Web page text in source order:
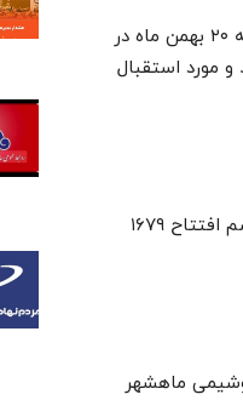
شینا انصاری معاون رییس‌جمهور و رییس سازمان حفاظت محیط زیست کشور صبح روز شنبه ۲۰ بهمن ماه در
مورد استقبال
رئیس سازمان حفاظت محیط زیست کشور در این سفر به نمایندگی از دولت چهاردهم در مراسم افتتاح ۱۶۷۹
ماهشهر